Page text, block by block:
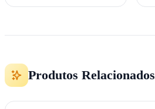
Produtos Relacionados